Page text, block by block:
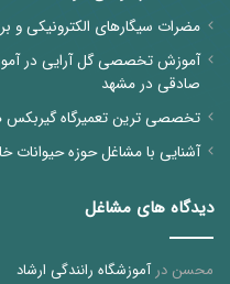
مضرات سیگارهای الکترونیکی و
آموزش تخصصی گل آرایی در
صادقی در مشهد
تخصصی ترین تعمیرگاه گیربکس
آشنایی با مشاغل حوزه حیوانات
دیدگاه های مشاغل
محسن درآموزشگاه رانندگی ارشاد